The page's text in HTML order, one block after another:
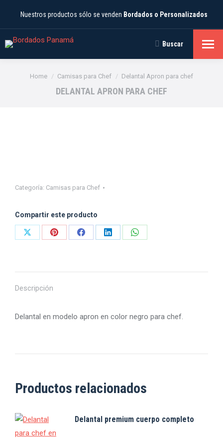
Nuestros productos sólo se venden Bordados o Personalizados
Search:
Buscar
You are here:
Home Camisas para Chef Delantal Apron para chef
DELANTAL APRON PARA CHEF
Categoría: Camisas para Chef
Compartir este producto
Share
Share
Share
Share
Share
Descripción
Delantal en modelo apron en color negro para chef.
Productos relacionados
Delantal premium cuerpo completo